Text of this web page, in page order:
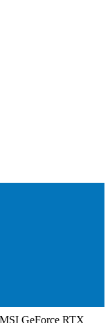
MSI GeForce RTX